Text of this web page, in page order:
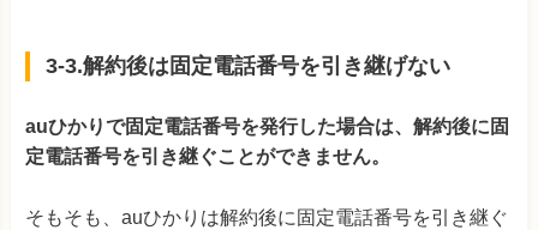
3-3.解約後は固定電話番号を引き継げない
auひかりで固定電話番号を発行した場合は、解約後に固
定電話番号を引き継ぐことができません。
そもそも、auひかりは解約後に固定電話番号を引き継ぐ